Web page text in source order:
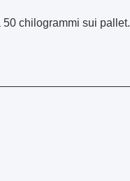
chilogrammi sui pallet.